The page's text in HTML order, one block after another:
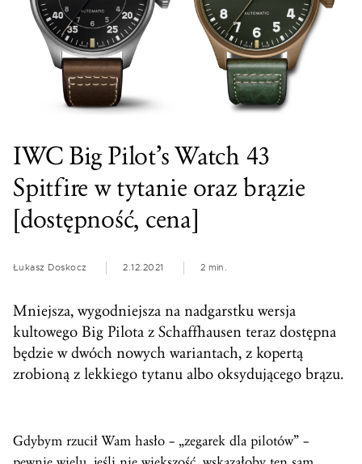
IWC Big Pilot’s Watch 43
Spitfire w tytanie oraz brązie
[dostępność, cena]
Łukasz Doskocz 2.12.2021 2 min.
Mniejsza, wygodniejsza na nadgarstku wersja
kultowego Big Pilota z Schaffhausen teraz dostępna
będzie w dwóch nowych wariantach, z kopertą
zrobioną z lekkiego tytanu albo oksydującego brązu.
Gdybym rzucił Wam hasło – „zegarek dla pilotów” –